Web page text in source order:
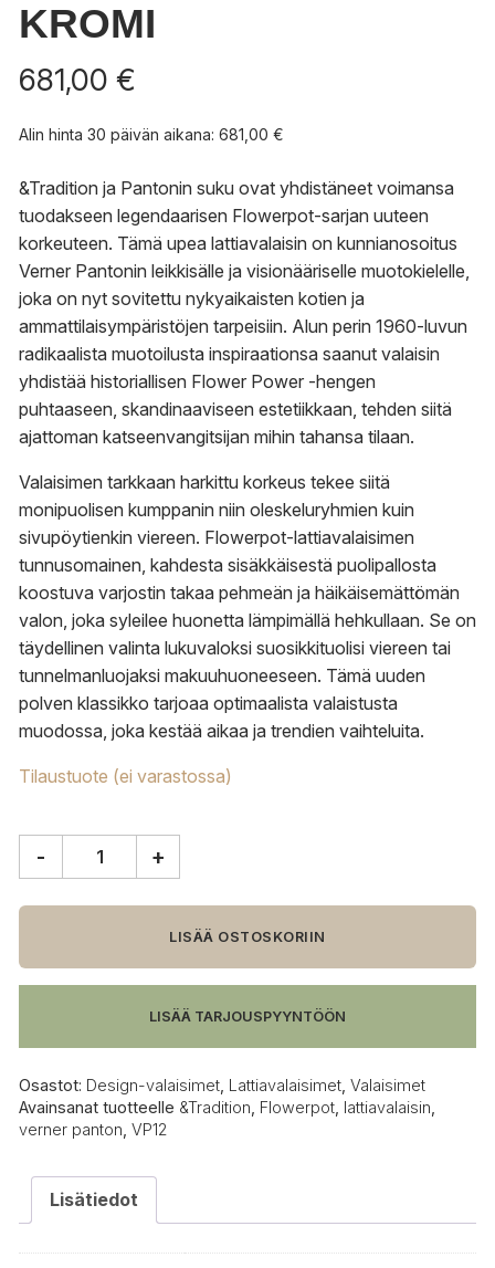
KROMI
681,00 €
Alin hinta 30 päivän aikana: 681,00 €
&Tradition ja Pantonin suku ovat yhdistäneet voimansa
tuodakseen legendaarisen Flowerpot-sarjan uuteen
korkeuteen. Tämä upea lattiavalaisin on kunnianosoitus
Verner Pantonin leikkisälle ja visionääriselle muotokielelle,
joka on nyt sovitettu nykyaikaisten kotien ja
ammattilaisympäristöjen tarpeisiin. Alun perin 1960-luvun
radikaalista muotoilusta inspiraationsa saanut valaisin
yhdistää historiallisen Flower Power -hengen
puhtaaseen, skandinaaviseen estetiikkaan, tehden siitä
ajattoman katseenvangitsijan mihin tahansa tilaan.
Valaisimen tarkkaan harkittu korkeus tekee siitä
monipuolisen kumppanin niin oleskeluryhmien kuin
sivupöytienkin viereen. Flowerpot-lattiavalaisimen
tunnusomainen, kahdesta sisäkkäisestä puolipallosta
koostuva varjostin takaa pehmeän ja häikäisemättömän
valon, joka syleilee huonetta lämpimällä hehkullaan. Se on
täydellinen valinta lukuvaloksi suosikkituolisi viereen tai
tunnelmanluojaksi makuuhuoneeseen. Tämä uuden
polven klassikko tarjoaa optimaalista valaistusta
muodossa, joka kestää aikaa ja trendien vaihteluita.
Tilaustuote (ei varastossa)
&Tradition
VP12
kromi
määrä
- +
LISÄÄ OSTOSKORIIN
LISÄÄ TARJOUSPYYNTÖÖN
Osastot: Design-valaisimet Lattiavalaisimet Valaisimet
Avainsanat tuotteelle &Tradition Flowerpot lattiavalaisin
verner panton VP12
Lisätiedot